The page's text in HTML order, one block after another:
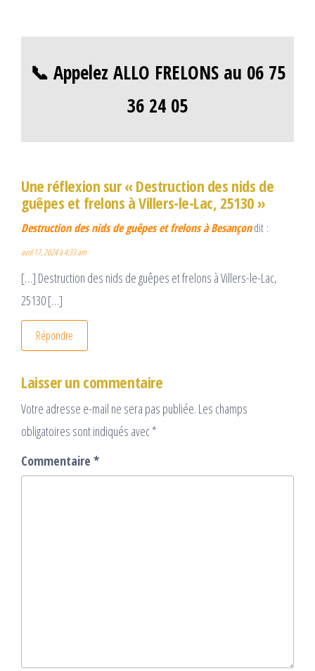
📞 Appelez ALLO FRELONS au 06 75
36 24 05
Une réflexion sur « Destruction des nids de
guêpes et frelons à Villers-le-Lac, 25130 »
Destruction des nids de guêpes et frelons à Besançondit :
avril 17, 2024 à 4:33 am
[…] Destruction des nids de guêpes et frelons à Villers-le-Lac,
25130 […]
Répondre
Laisser un commentaire
Votre adresse e-mail ne sera pas publiée. Les champs
obligatoires sont indiqués avec*
Commentaire *